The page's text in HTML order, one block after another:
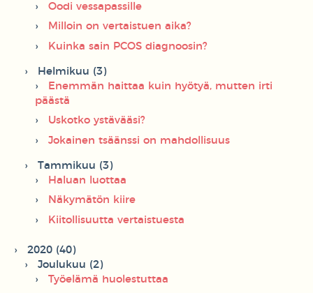
Oodi vessapassille
Milloin on vertaistuen aika?
Kuinka sain PCOS diagnoosin?
Helmikuu (3)
Enemmän haittaa kuin hyötyä, mutten irti
päästä
Uskotko ystävääsi?
Jokainen tsäänssi on mahdollisuus
Tammikuu (3)
Haluan luottaa
Näkymätön kiire
Kiitollisuutta vertaistuesta
2020 (40)
Joulukuu (2)
Työelämä huolestuttaa